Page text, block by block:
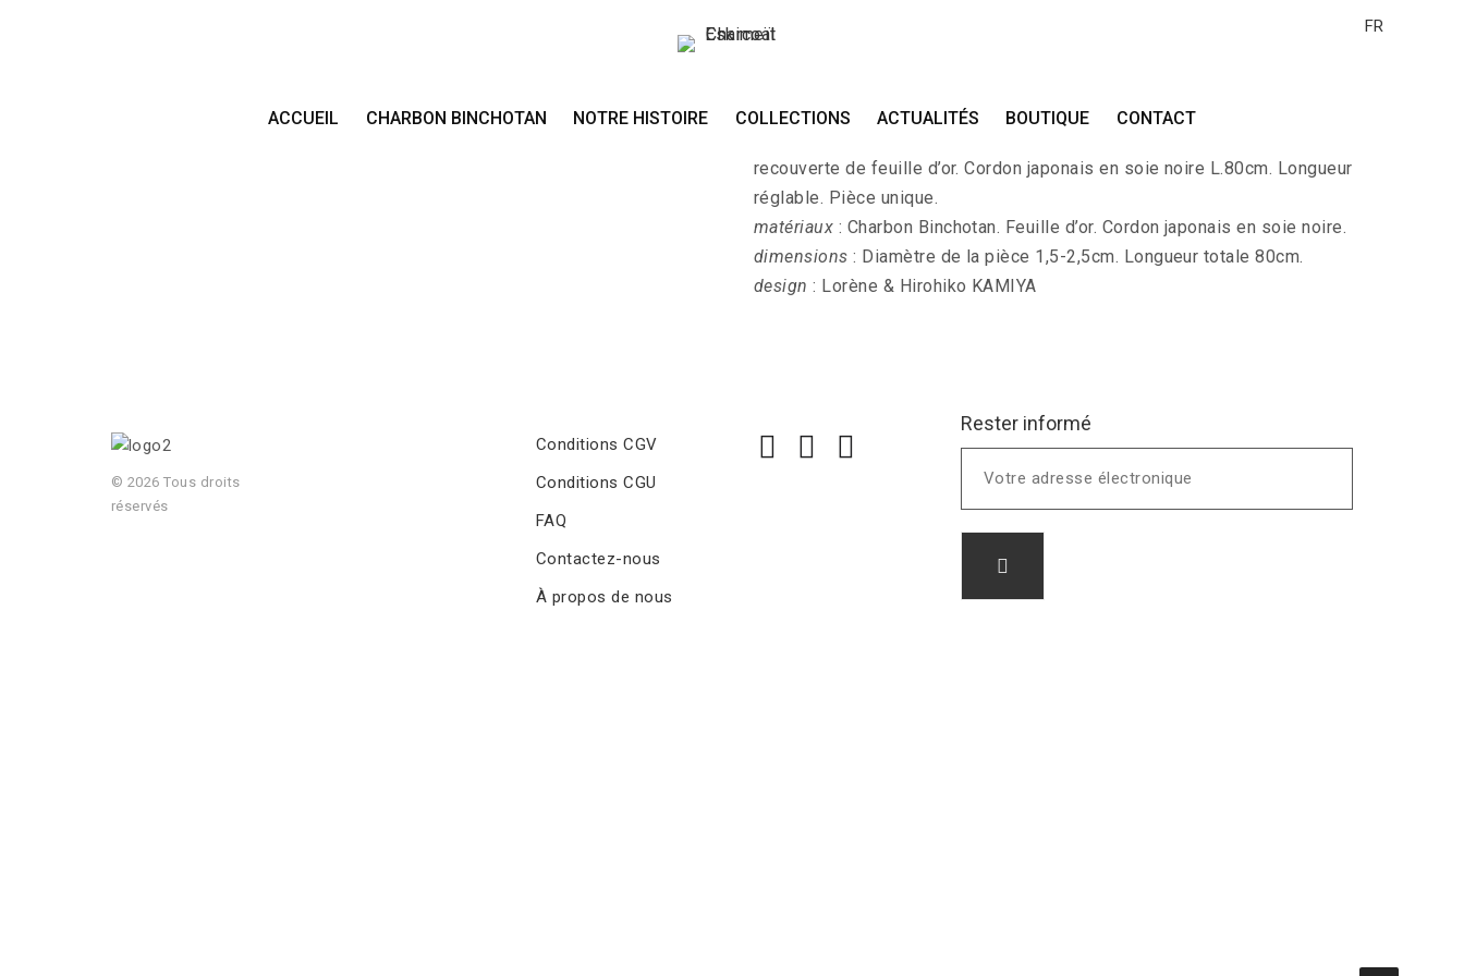
FR
ACCUEIL CHARBON BINCHOTAN NOTRE HISTOIRE COLLECTIONS ACTUALITÉS BOUTIQUE CONTACT
Sautoir YAYOI-GO-DAI-KIN
recouverte de feuille d’or. Cordon japonais en soie noire L.80cm. Longueur
réglable. Pièce unique.
matériaux : Charbon Binchotan. Feuille d’or. Cordon japonais en soie noire.
dimensions : Diamètre de la pièce 1,5-2,5cm. Longueur totale 80cm.
design : Lorène & Hirohiko KAMIYA
© 2026 Tous droits
réservés
Conditions CGV
Conditions CGU
FAQ
Contactez-nous
À propos de nous
Rester informé